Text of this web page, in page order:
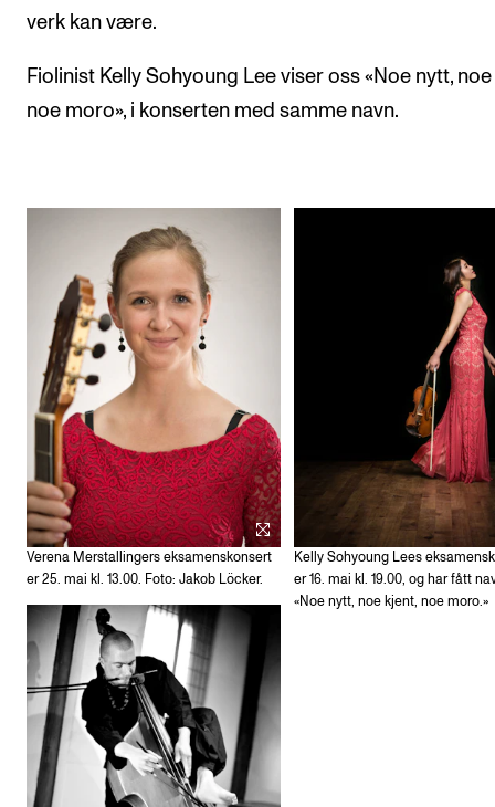
verk kan være.
Fiolinist Kelly Sohyoung Lee viser oss «Noe nytt, noe
noe moro», i konserten med samme navn.
Verena Merstallingers eksamenskonsert
er 25. mai kl. 13.00. Foto: Jakob Löcker.
Kelly Sohyoung Lees
er 16. mai kl. 19.00, og har fått
«Noe nytt, noe kjent, noe moro.»